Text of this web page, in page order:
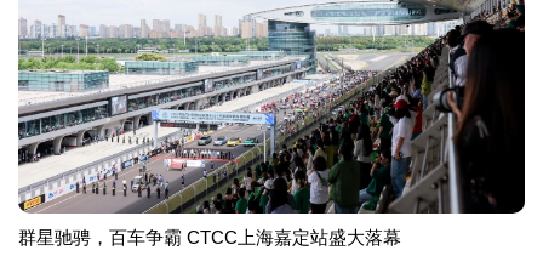
群星驰骋，百车争霸 CTCC上海嘉定站盛大落幕